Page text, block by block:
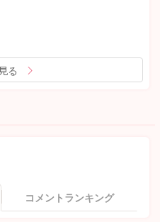
る
コメントランキング